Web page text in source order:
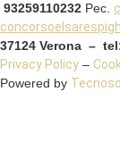
93259110232 Pec.
37124 Verona –
Privacy Policy –
Powered by